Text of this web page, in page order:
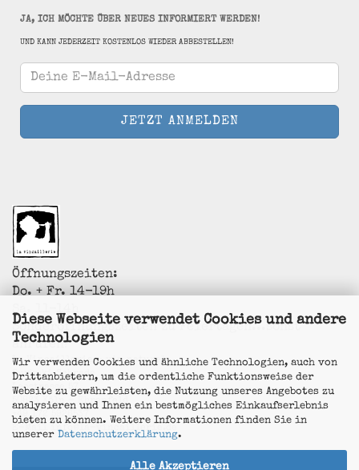
Diese Webseite verwendet Cookies und andere
Technologien
Wir verwenden Cookies und ähnliche Technologien, auch von
Drittanbietern, um die ordentliche Funktionsweise der
Website zu gewährleisten, die Nutzung unseres Angebotes zu
analysieren und Ihnen ein bestmögliches Einkaufserlebnis
bieten zu können. Weitere Informationen finden Sie in
unserer Datenschutzerklärung.
Alle Akzeptieren
JA, ICH MÖCHTE ÜBER NEUES INFORMIERT WERDEN!
UND KANN JEDERZEIT KOSTENLOS WIEDER ABBESTELLEN!
Öffnungszeiten:
Do. + Fr. 14-19h
Sa. 11-14h
Sonderöffnungszeiten zu Feiertagen...sonst
anrufen!
La Vincaillerie - vin naturel
Surk-ki Schrade
Leostrasse 57
50823 Köln - Ehrenfeld
+49 172 5926537
info@la-vincaillerie.de